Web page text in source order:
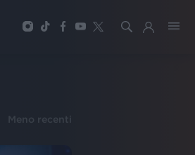
Meno recenti